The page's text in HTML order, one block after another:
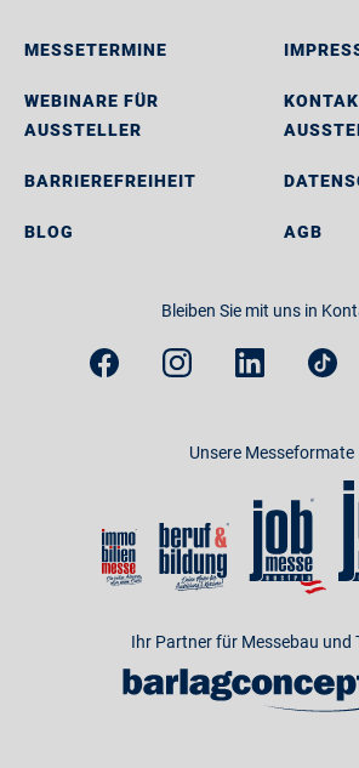
MESSETERMINE
WEBINARE FÜR
AUSSTELLER
BARRIEREFREIHEIT
BLOG AGB
Bleiben Sie mit uns in
Unsere Messeformate
Ihr Partner für Messebau und